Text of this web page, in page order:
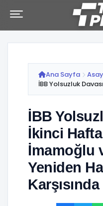
Ana Sayfa
İBB Yolsuzluk
İBB
İkinci
İmamoğlu
Yeniden
Karşısında